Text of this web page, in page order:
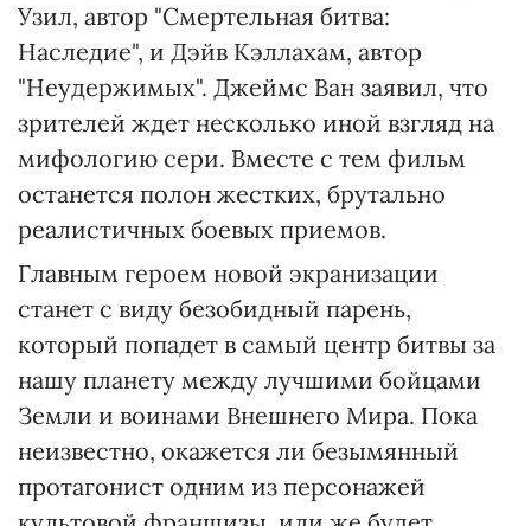
Узил, автор "Смертельная битва:
Наследие", и Дэйв Кэллахам, автор
"Неудержимых". Джеймс Ван заявил, что
зрителей ждет несколько иной взгляд на
мифологию сери. Вместе с тем фильм
останется полон жестких, брутально
реалистичных боевых приемов.
Главным героем новой экранизации
станет с виду безобидный парень,
который попадет в самый центр битвы за
нашу планету между лучшими бойцами
Земли и воинами Внешнего Мира. Пока
неизвестно, окажется ли безымянный
протагонист одним из персонажей